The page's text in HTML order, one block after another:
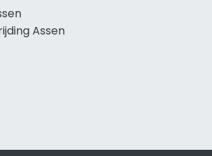
Assen